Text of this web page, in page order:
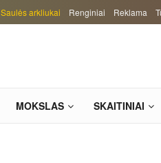
Saulės arkliukai Renginiai Reklama
MOKSLAS SKAITINIAI